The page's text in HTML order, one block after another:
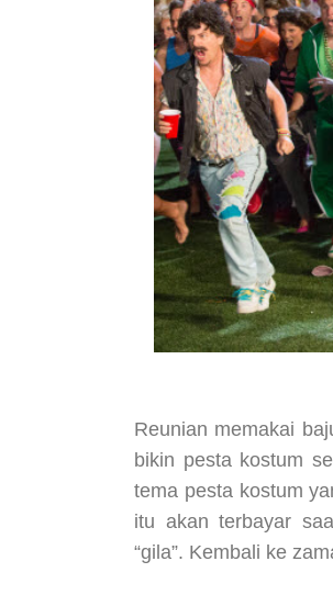
Reunian memakai
bikin pesta kostum
tema pesta kostum
itu akan terbayar
“gila”. Kembali ke